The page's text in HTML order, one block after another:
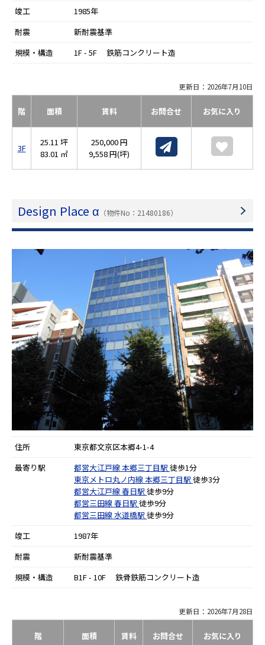
竣工
1985年
耐震
新耐震基準
規模・構造
1F - 5F 鉄筋コンクリート造
更新日：2026年7月10日
階 面積 賃料 お問合せ お気に入り
3F
25.11 坪
83.01 ㎡
250,000 円
9,558 円(坪)
Design Place α （物件No：21480186）
住所
東京都文京区本郷4-1-4
最寄り駅
都営大江戸線本郷三丁目駅 徒歩1分
東京メトロ丸ノ内線本郷三丁目駅 徒歩3分
都営大江戸線春日駅 徒歩9分
都営三田線春日駅 徒歩9分
都営三田線水道橋駅 徒歩9分
竣工
1987年
耐震
新耐震基準
規模・構造
B1F - 10F 鉄骨鉄筋コンクリート造
更新日：2026年7月28日
階 面積 賃料 お問合せ お気に入り